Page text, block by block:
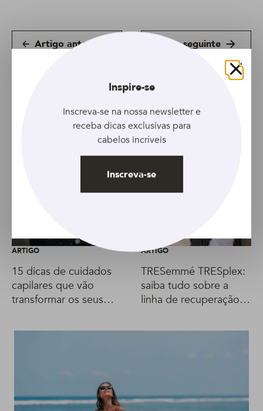
Artigo anterior Artigo seguinte
ARTIGO
15 dicas de cuidados
capilares que vão
transformar os seus
ARTIGO
TRESemmé TRESplex:
saiba tudo sobre a
linha de recuperação
Fechar
Inspire-se
Inscreva-se na nossa newsletter e
receba dicas exclusivas para
cabelos incríveis
Inscreva-se